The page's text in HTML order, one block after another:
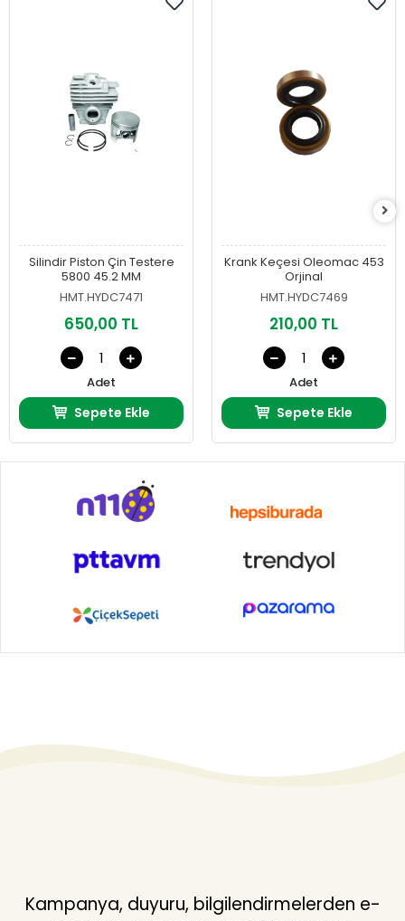
Silindir Piston Çin Testere
5800 45.2 MM
HMT.HYDC7471
650,00 TL
Adet
Sepete Ekle
Krank Keçesi Oleomac 453
Orjinal
HMT.HYDC7469
210,00 TL
Adet
Sepete Ekle
Kampanya, duyuru, bilgilendirmelerden e-